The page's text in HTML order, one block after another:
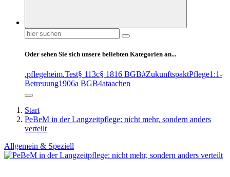
Suchen
nach:
Oder sehen Sie sich unsere beliebten Kategorien an...
.pflegeheim.Test§ 113c§ 1816 BGB#ZukunftspaktPflege1:1-
Betreuung1906a BGB4ataachen
Start
PeBeM in der Langzeitpflege: nicht mehr, sondern anders
verteilt
Allgemein & Speziell